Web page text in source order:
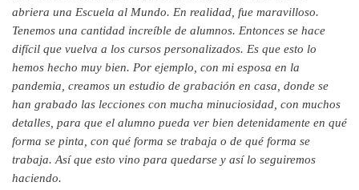
abriera una Escuela al Mundo. En realidad, fue maravilloso.
Tenemos una cantidad increíble de alumnos. Entonces se hace
difícil que vuelva a los cursos personalizados. Es que esto lo
hemos hecho muy bien. Por ejemplo, con mi esposa en la
pandemia, creamos un estudio de grabación en casa, donde se
han grabado las lecciones con mucha minuciosidad, con muchos
detalles, para que el alumno pueda ver bien detenidamente en qué
forma se pinta, con qué forma se trabaja o de qué forma se
trabaja. Así que esto vino para quedarse y así lo seguiremos
haciendo.